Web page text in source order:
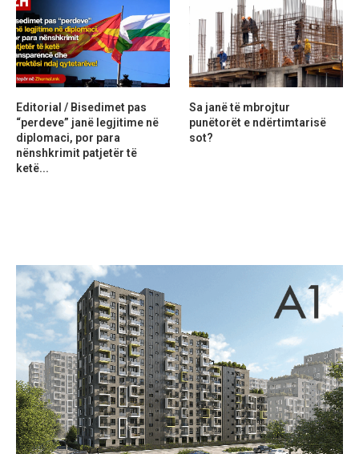
Editorial / Bisedimet pas
“perdeve” janë legjitime në
diplomaci, por para
nënshkrimit patjetër të
ketë...
Sa janë të mbrojtur
punëtorët e ndërtimtarisë
sot?